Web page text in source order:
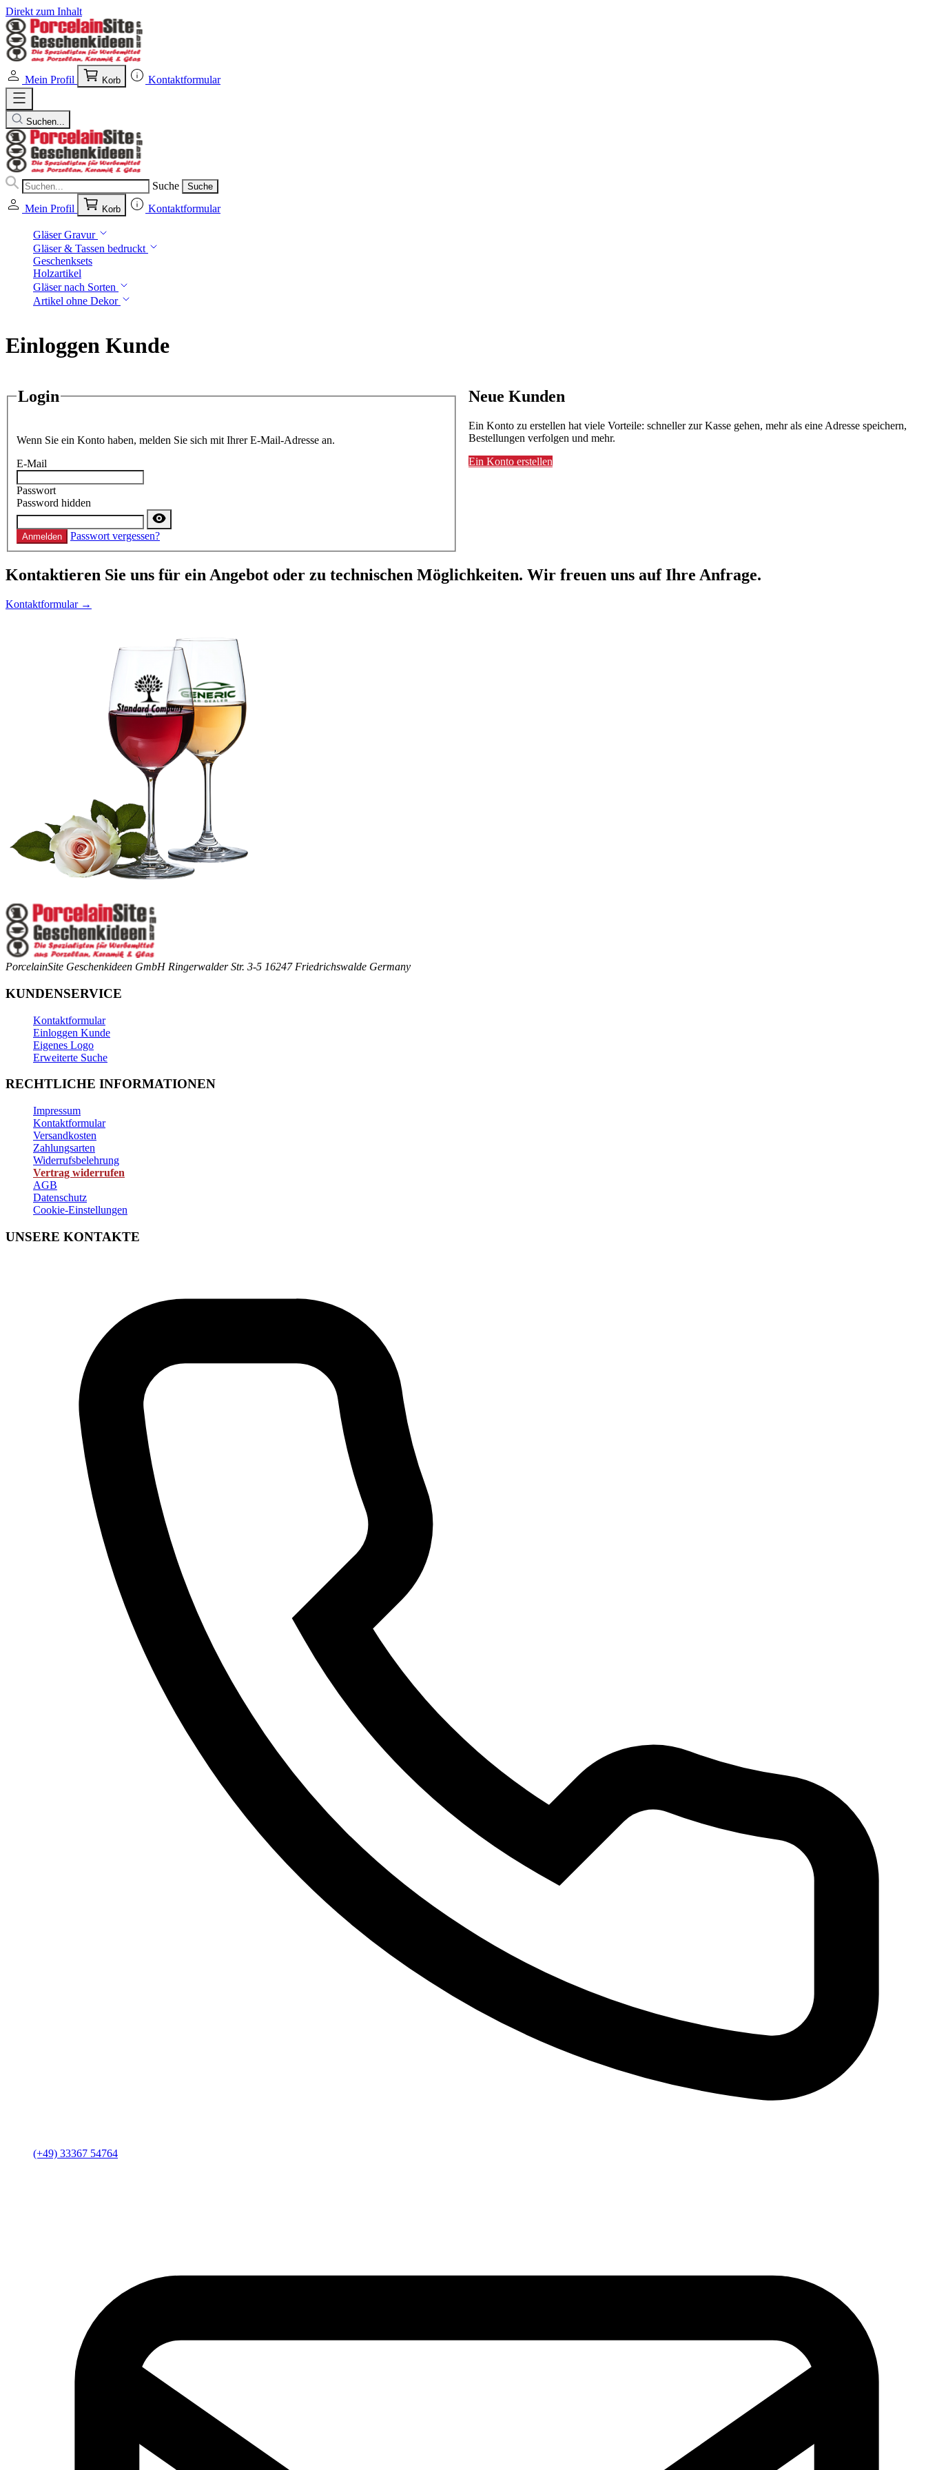
Direkt zum Inhalt
Mein Profil Korb Kontaktformular
Suchen...
Suche Suche
Mein Profil Korb Kontaktformular
Gläser Gravur
Gläser & Tassen bedruckt
Geschenksets
Holzartikel
Gläser nach Sorten
Artikel ohne Dekor
Einloggen Kunde
Login
Wenn Sie ein Konto haben, melden Sie sich mit Ihrer E-Mail-Adresse an.
E-Mail
Passwort
Password hidden
Anmelden Passwort vergessen?
Neue Kunden
Ein Konto zu erstellen hat viele Vorteile: schneller zur Kasse gehen, mehr als eine Adresse speichern,
Bestellungen verfolgen und mehr.
Ein Konto erstellen
Kontaktieren Sie uns für ein Angebot oder zu technischen Möglichkeiten. Wir freuen uns auf Ihre Anfrage.
Kontaktformular →
PorcelainSite Geschenkideen GmbH Ringerwalder Str. 3-5 16247 Friedrichswalde Germany
KUNDENSERVICE
Kontaktformular
Einloggen Kunde
Eigenes Logo
Erweiterte Suche
RECHTLICHE INFORMATIONEN
Impressum
Kontaktformular
Versandkosten
Zahlungsarten
Widerrufsbelehrung
Vertrag widerrufen
AGB
Datenschutz
Cookie-Einstellungen
UNSERE KONTAKTE
(+49) 33367 54764